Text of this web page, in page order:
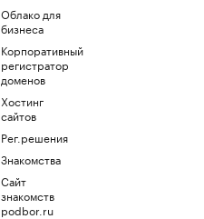
Облако для
бизнеса
Корпоративный
регистратор
доменов
Хостинг
сайтов
Рег.решения
Знакомства
Сайт
знакомств
podbor.ru